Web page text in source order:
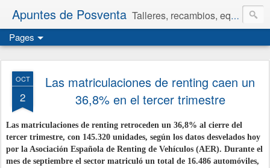
Apuntes de Posventa Talleres, recambios, equipamiento y neumáticos.
Pages
OCT
2
Las matriculaciones de renting caen un
36,8% en el tercer trimestre
Las matriculaciones de renting retroceden un 36,8% al cierre del
tercer trimestre, con 145.320 unidades, según los datos desvelados hoy
por la Asociación Española de Renting de Vehículos (AER). Durante el
mes de septiembre el sector matriculó un total de 16.486 automóviles,